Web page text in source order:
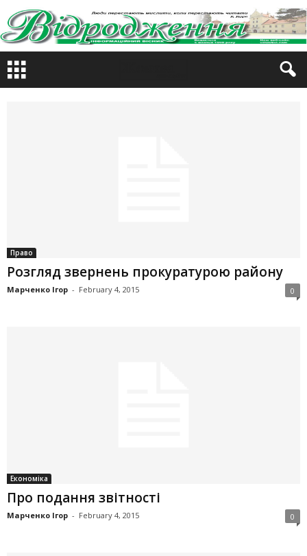
Право
Розгляд звернень прокуратурою району
Марченко Ігор - February 4, 2015 0
Економіка
Про подання звітності
Марченко Ігор - February 4, 2015 0